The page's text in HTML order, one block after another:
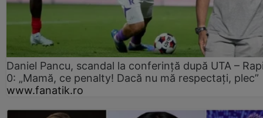
Daniel Pancu, scandal la conferință după UTA –
0: „Mamă, ce penalty! Dacă nu mă respectați, plec”
www.fanatik.ro